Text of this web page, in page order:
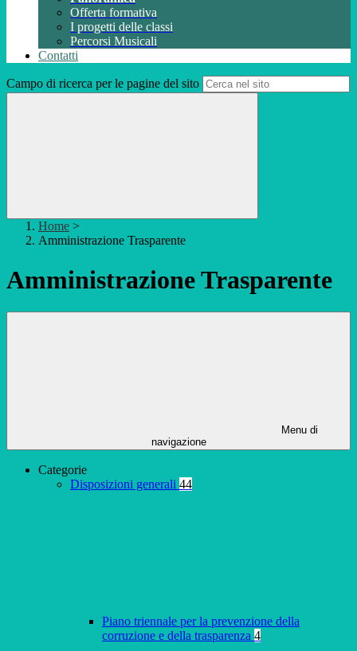
Offerta formativa
I progetti delle classi
Percorsi Musicali
Contatti
Campo di ricerca per le pagine del sito
Home >
Amministrazione Trasparente
Amministrazione Trasparente
Menu di
navigazione
Categorie
Disposizioni generali 44
Piano triennale per la prevenzione della
corruzione e della trasparenza 4